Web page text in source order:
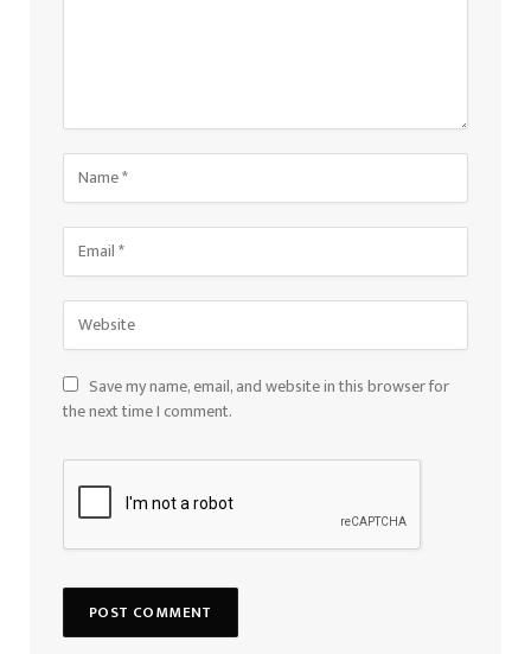
Save my name, email, and website in this browser for
the next time I comment.